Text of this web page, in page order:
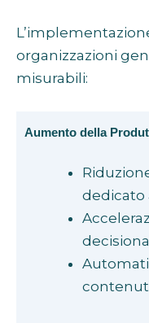
organizzazioni
misurabili:
Aumento della
dedicato